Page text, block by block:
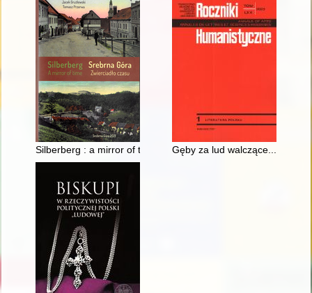
Silberberg : a mirror of time = Srebrna Góra : zwierciadło
Gęby za lud walczące..." :